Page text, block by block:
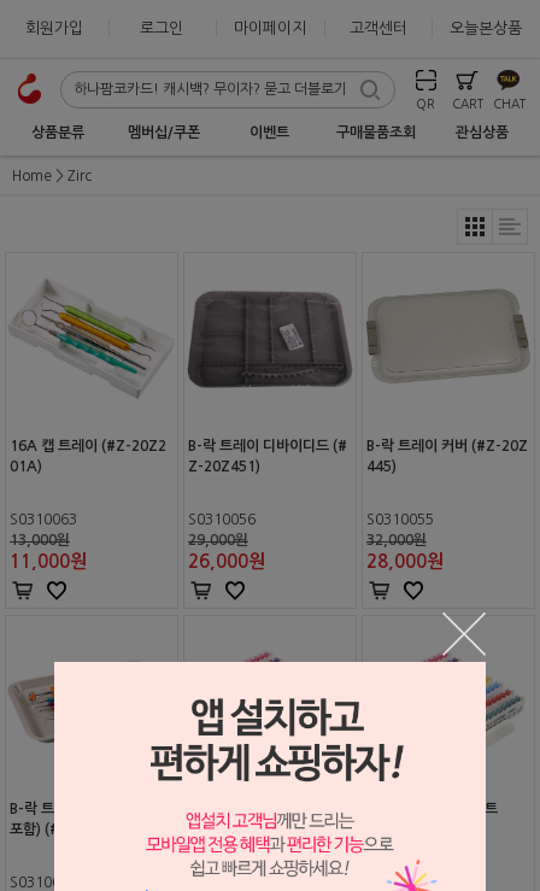
회원가입 로그인 마이페이지 고객센터 오늘본상품
QR CART CHAT
상품분류 멤버십/쿠폰 이벤트 구매물품조회 관심상품
Home Zirc
16A 캡 트레이 (#Z-20Z2
01A)
S0310063
13,000원
11,000원
B-락 트레이 디바이디드 (#
Z-20Z451)
S0310056
29,000원
26,000원
B-락 트레이 커버 (#Z-20Z
445)
S0310055
32,000원
28,000원
B-락 트레이 플랫 (매트 미
포함) (#Z-20Z401)
S0310065
E-Z ID 링 시스템 세트
S2503167